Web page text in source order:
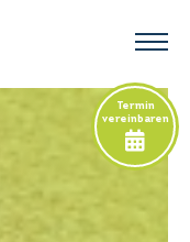
Termin
vereinbaren